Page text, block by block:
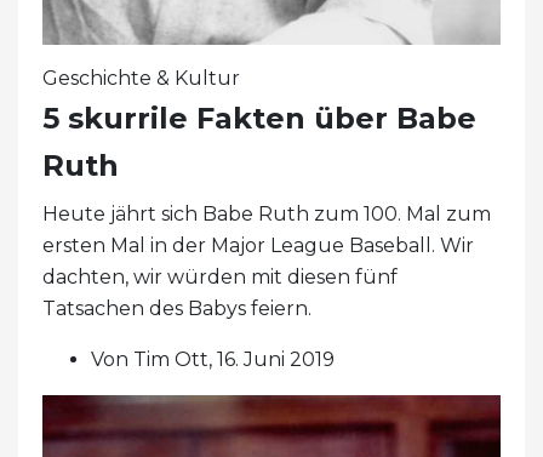
Geschichte & Kultur
5 skurrile Fakten über Babe
Ruth
Heute jährt sich Babe Ruth zum 100. Mal zum
ersten Mal in der Major League Baseball. Wir
dachten, wir würden mit diesen fünf
Tatsachen des Babys feiern.
Von Tim Ott, 16. Juni 2019